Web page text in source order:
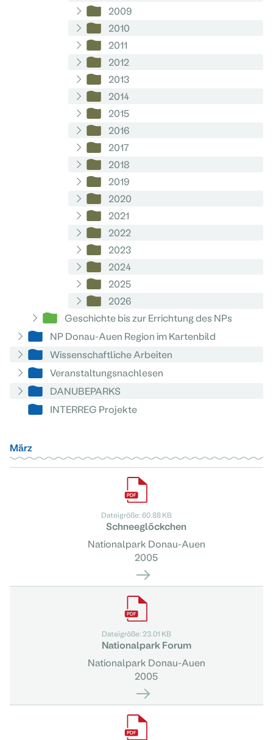
2009
2010
2011
2012
2013
2014
2015
2016
2017
2018
2019
2020
2021
2022
2023
2024
2025
2026
Geschichte bis zur Errichtung des NPs
NP Donau-Auen Region im Kartenbild
Wissenschaftliche Arbeiten
Veranstaltungsnachlesen
DANUBEPARKS
INTERREG Projekte
März
Dateigröße: 60.88 KB
Schneeglöckchen
Nationalpark Donau-Auen
2005
Dateigröße: 23.01 KB
Nationalpark Forum
Nationalpark Donau-Auen
2005